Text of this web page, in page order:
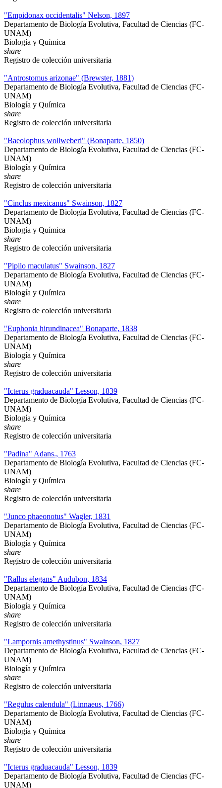
"Empidonax occidentalis" Nelson, 1897
Departamento de Biología Evolutiva, Facultad de Ciencias (FC-
UNAM)
Biología y Química
share
Registro de colección universitaria
"Antrostomus arizonae" (Brewster, 1881)
Departamento de Biología Evolutiva, Facultad de Ciencias (FC-
UNAM)
Biología y Química
share
Registro de colección universitaria
"Baeolophus wollweberi" (Bonaparte, 1850)
Departamento de Biología Evolutiva, Facultad de Ciencias (FC-
UNAM)
Biología y Química
share
Registro de colección universitaria
"Cinclus mexicanus" Swainson, 1827
Departamento de Biología Evolutiva, Facultad de Ciencias (FC-
UNAM)
Biología y Química
share
Registro de colección universitaria
"Pipilo maculatus" Swainson, 1827
Departamento de Biología Evolutiva, Facultad de Ciencias (FC-
UNAM)
Biología y Química
share
Registro de colección universitaria
"Euphonia hirundinacea" Bonaparte, 1838
Departamento de Biología Evolutiva, Facultad de Ciencias (FC-
UNAM)
Biología y Química
share
Registro de colección universitaria
"Icterus graduacauda" Lesson, 1839
Departamento de Biología Evolutiva, Facultad de Ciencias (FC-
UNAM)
Biología y Química
share
Registro de colección universitaria
"Padina" Adans., 1763
Departamento de Biología Evolutiva, Facultad de Ciencias (FC-
UNAM)
Biología y Química
share
Registro de colección universitaria
"Junco phaeonotus" Wagler, 1831
Departamento de Biología Evolutiva, Facultad de Ciencias (FC-
UNAM)
Biología y Química
share
Registro de colección universitaria
"Rallus elegans" Audubon, 1834
Departamento de Biología Evolutiva, Facultad de Ciencias (FC-
UNAM)
Biología y Química
share
Registro de colección universitaria
"Lampornis amethystinus" Swainson, 1827
Departamento de Biología Evolutiva, Facultad de Ciencias (FC-
UNAM)
Biología y Química
share
Registro de colección universitaria
"Regulus calendula" (Linnaeus, 1766)
Departamento de Biología Evolutiva, Facultad de Ciencias (FC-
UNAM)
Biología y Química
share
Registro de colección universitaria
"Icterus graduacauda" Lesson, 1839
Departamento de Biología Evolutiva, Facultad de Ciencias (FC-
UNAM)